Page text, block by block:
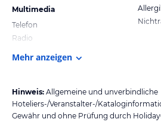
Multimedia
Telefon
Radio
Mehr anzeigen
Hinweis: Allgemeine und unverbindliche
Hoteliers-/Veranstalter-/
Gewähr und ohne Prüfung durch